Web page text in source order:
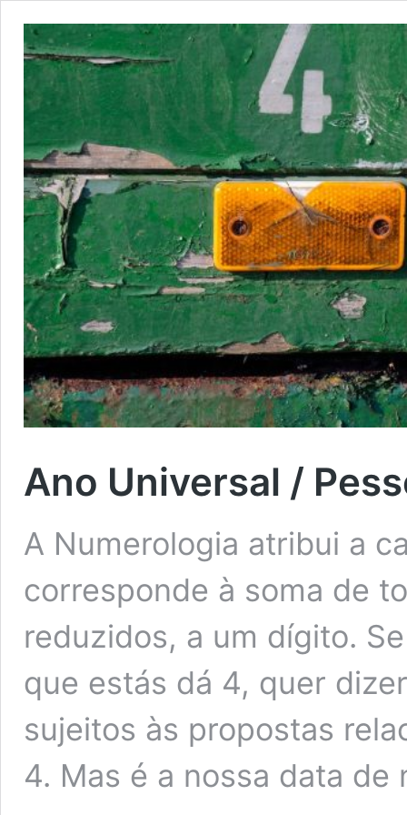
Ano Universal /
A Numerologia atribui a
corresponde à soma de
reduzidos, a um dígito.
que estás dá 4, quer
sujeitos às propostas
4. Mas é a nossa data